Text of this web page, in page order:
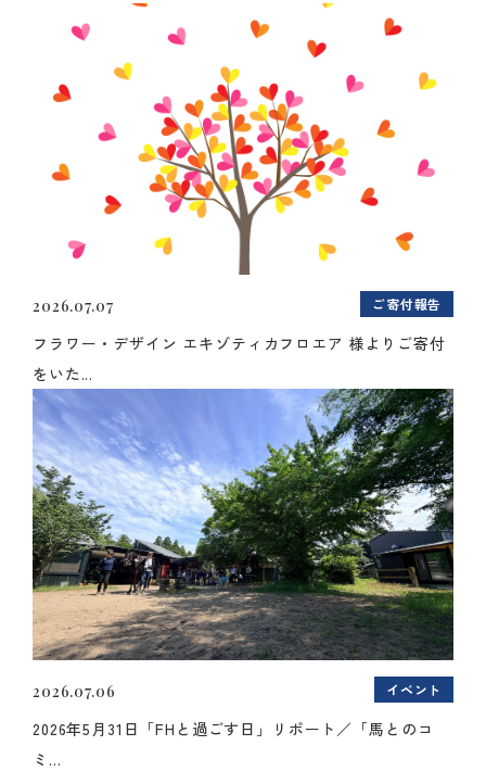
2026.07.07 ご寄付報告
フラワー・デザイン エキゾティカフロエア 様よりご寄付
をいた...
2026.07.06 イベント
2026年5月31日「FHと過ごす日」リポート／「馬とのコ
ミ...